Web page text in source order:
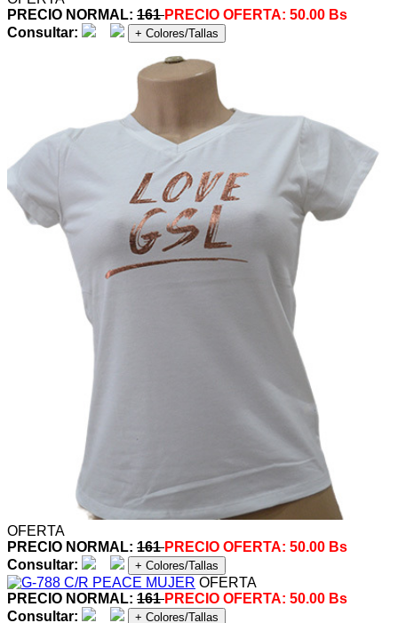
PRECIO NORMAL: 161PRECIO OFERTA: 50.00 Bs
Consultar:
+ Colores/Tallas
OFERTA
PRECIO NORMAL: 161PRECIO OFERTA: 50.00 Bs
Consultar:
+ Colores/Tallas
OFERTA
PRECIO NORMAL: 161PRECIO OFERTA: 50.00 Bs
Consultar:
+ Colores/Tallas